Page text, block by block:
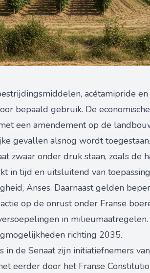
acétamipride
bepaald gebruik. De
een amendement op de
gevallen alsnog wordt
zwaar onder druk staan, zoals de
in tijd en uitsluitend van
Anses. Daarnaast gelden
op de onrust onder Franse
in
richting 2035.
in de Senaat zijn initiatiefnemers
eerder door het Franse